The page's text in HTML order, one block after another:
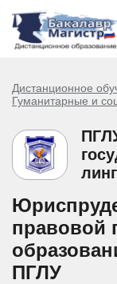
Дистанционное
Гуманитарные и
правовой
ПГЛУ